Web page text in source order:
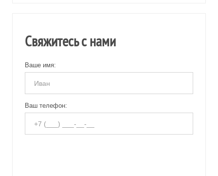
Свяжитесь с нами
Ваше имя:
Ваш телефон: